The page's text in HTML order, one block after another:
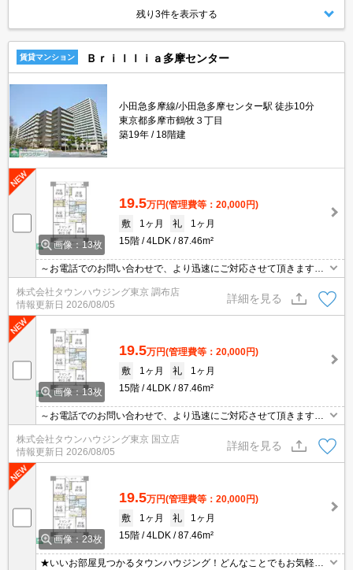
残り3件を表示する
賃貸マンション Ｂｒｉｌｌｉａ多摩センター
小田急多摩線/小田急多摩センター駅 徒歩10分
東京都多摩市鶴牧３丁目
築19年
18階建
画像：13枚
19.5万円(管理費等：20,000円)
敷
1ヶ月 礼
1ヶ月
15階
4LDK 87.46m²
～お電話でのお問い合わせで、より迅速にご対応させて頂きます～
地域密着タウンハウジングまで～
株式会社タウンハウジング東京 調布店
情報更新日 2026/08/05
詳細を見る
画像：13枚
19.5万円(管理費等：20,000円)
敷
1ヶ月 礼
1ヶ月
15階
4LDK 87.46m²
～お電話でのお問い合わせで、より迅速にご対応させて頂きます～
地域密着タウンハウジングまで～
株式会社タウンハウジング東京 国立店
情報更新日 2026/08/05
詳細を見る
画像：23枚
19.5万円(管理費等：20,000円)
敷
1ヶ月 礼
1ヶ月
15階
4LDK 87.46m²
★いいお部屋見つかるタウンハウジング！どんなことでもお気軽に